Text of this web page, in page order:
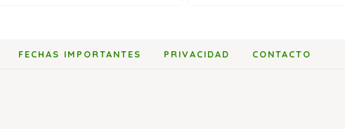
FECHAS IMPORTANTES PRIVACIDAD CONTACTO